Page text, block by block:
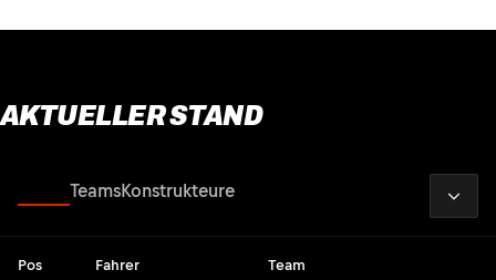
AKTUELLER STAND
TeamsKonstrukteure
Pos Fahrer Team